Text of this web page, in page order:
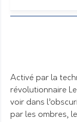
Activé par la
révolutionnaire
voir dans
par les ombres,